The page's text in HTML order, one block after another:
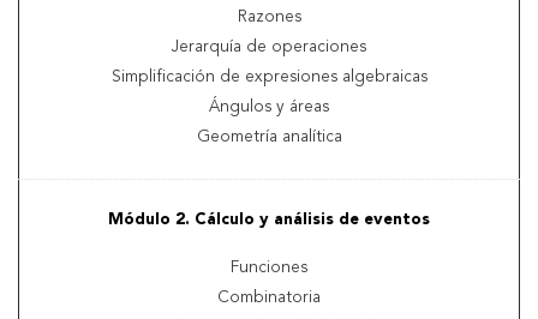
Razones
Jerarquía de operaciones
Simplificación de expresiones algebraicas
Ángulos y áreas
Geometría analítica
Módulo 2. Cálculo y análisis de eventos
Funciones
Combinatoria